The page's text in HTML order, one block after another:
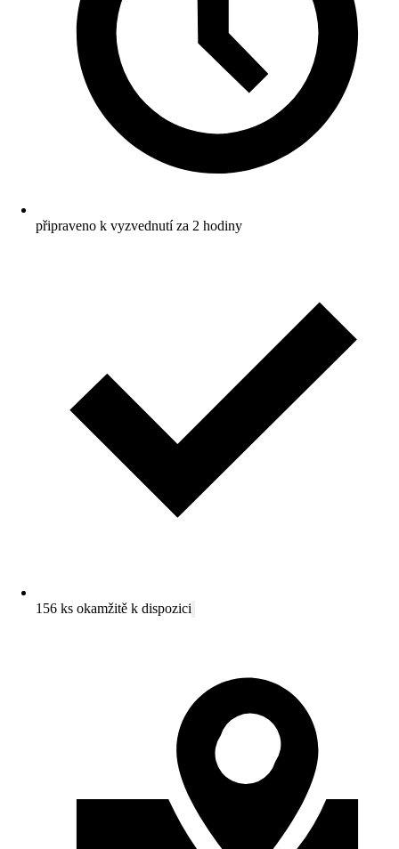
připraveno k vyzvednutí za 2 hodiny
156 ks okamžitě k dispozici